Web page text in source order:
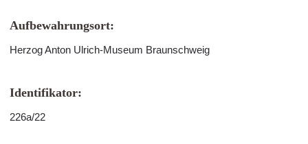
Aufbewahrungsort:
Herzog Anton Ulrich-Museum Braunschweig
Identifikator:
226a/22